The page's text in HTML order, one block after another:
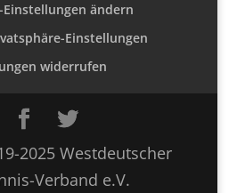
ändern
Einstellungen
widerrufen
2025 Westdeutscher
Verband e.V.